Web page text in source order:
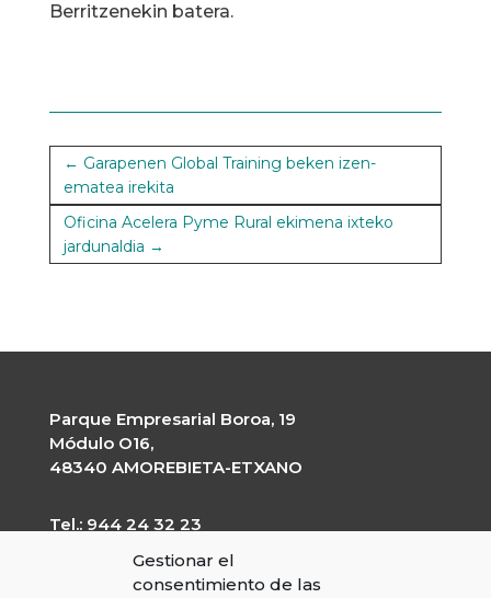
Gestionar el
consentimiento de las
Berritzenekin batera.
← Garapenen Global Training beken izen-
ematea irekita
Oficina Acelera Pyme Rural ekimena ixteko
jardunaldia →
Parque Empresarial Boroa, 19
Módulo O16,
48340 AMOREBIETA-ETXANO
Tel.: 944 24 32 23
CIF: G-20227203